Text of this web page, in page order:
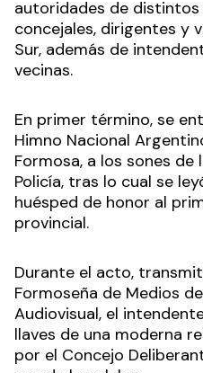
autoridades de
concejales, dirigentes y
Sur, además de
vecinas.
En primer término, se
Himno Nacional
Formosa, a los sones de
Policía, tras lo cual se
huésped de honor al
provincial.
Durante el acto,
Formoseña de Medios
Audiovisual, el
llaves de una moderna
por el Concejo